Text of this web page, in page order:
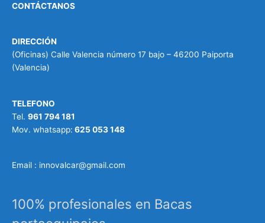
CONTÁCTANOS
DIRECCIÓN
(Oficinas) Calle Valencia número 17 bajo – 46200 Paiporta
(Valencia)
TELEFONO
Tel. 961 794 181
Mov. whatsapp: 625 053 148
Email : innovalcar@gmail.com
100% profesionales en Bacas